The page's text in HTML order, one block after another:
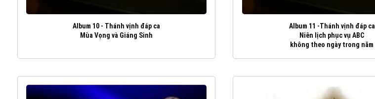
Album 10 - Thánh vịnh đáp ca
Mùa Vọng và Giáng Sinh
Album 11 -Thánh vịnh đáp ca
Niên lịch phục vụ ABC
không theo ngày trong năm